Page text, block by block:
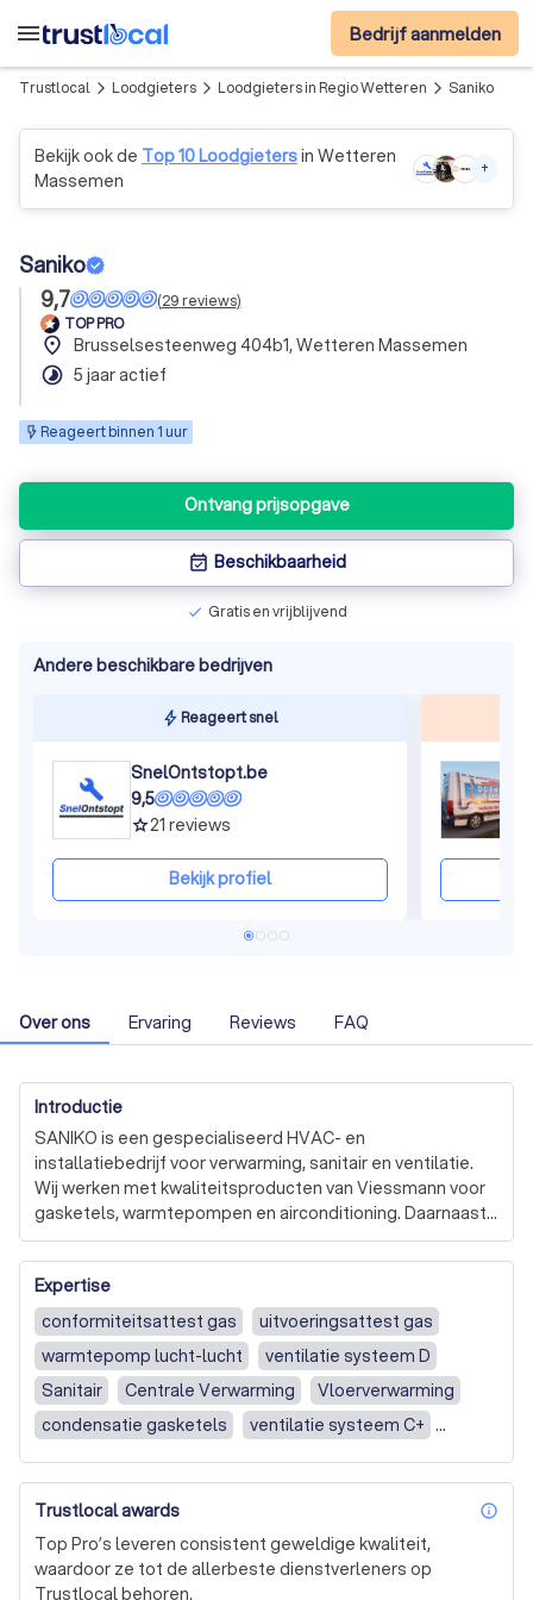
menu Bedrijf aanmelden
Trustlocal arrow_forward_ios Loodgieters arrow_forward_ios Loodgieters in Regio Wetteren arrow_forward_ios Saniko
Bekijk ook de Top 10 Loodgietersin Wetteren
Massemen
+
Saniko
9,7
(29reviews)
TOP PRO
place Brusselsesteenweg 404b1, Wetteren Massemen
timelapse 5 jaar actief
Reageert binnen 1 uur
Ontvang prijsopgave
event_available Beschikbaarheid
check Gratis en vrijblijvend
Andere beschikbare bedrijven
Reageert snel
SnelOntstopt.be
9,5
grade21 reviews
Bekijk profiel
Over ons Ervaring Reviews FAQ
Introductie
SANIKO is een gespecialiseerd HVAC- en
installatiebedrijf voor verwarming, sanitair en ventilatie.
Wij werken met kwaliteitsproducten van Viessmann voor
gasketels, warmtepompen en airconditioning. Daarnaast
halen wij al ons materiaal uitsluitend bij erkende
vakgroothandels zoals Facq, Desco, Sterck en Heytec
(koeltechnisch), zodat u verzekerd bent van betrouwbare,
duurzame en professionele installaties.
Naast de professionele plaatsing verzorgen wij ook het
volledige onderhoud en de service van uw installaties. Zo
blijft uw systeem veilig, efficiënt en in optimale werking.
SANIKO begeleidt klanten bij het aanvragen van
beschikbare premies via de Vlaamse overheid. Daarnaast
bieden wij ook financieringsmogelijkheden aan via
Viessmann Finance, zodat u uw investering comfortabel
kunt spreiden.
Expertise
conformiteitsattest gas
uitvoeringsattest gas
warmtepomp lucht-lucht
ventilatie systeem D
Sanitair
Centrale Verwarming
Vloerverwarming
condensatie gasketels
ventilatie systeem C+
Warmtepomp lucht/water
Waterleidingen
Gasleidingen
Riolering of afvoer
Trustlocal awards
Top Pro’s leveren consistent geweldige kwaliteit,
waardoor ze tot de allerbeste dienstverleners op
Trustlocal behoren.